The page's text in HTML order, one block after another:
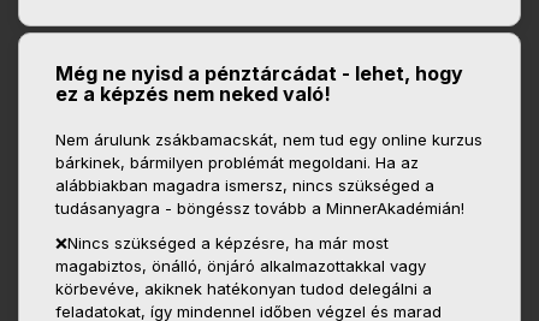
Még ne nyisd a pénztárcádat - lehet, hogy
ez a képzés nem neked való!
Nem árulunk zsákbamacskát, nem tud egy online kurzus
bárkinek, bármilyen problémát megoldani. Ha az
alábbiakban magadra ismersz, nincs szükséged a
tudásanyagra - böngéssz tovább a MinnerAkadémián!
❌Nincs szükséged a képzésre, ha már most
magabiztos, önálló, önjáró alkalmazottakkal vagy
körbevéve, akiknek hatékonyan tudod delegálni a
feladatokat, így mindennel időben végzel és marad